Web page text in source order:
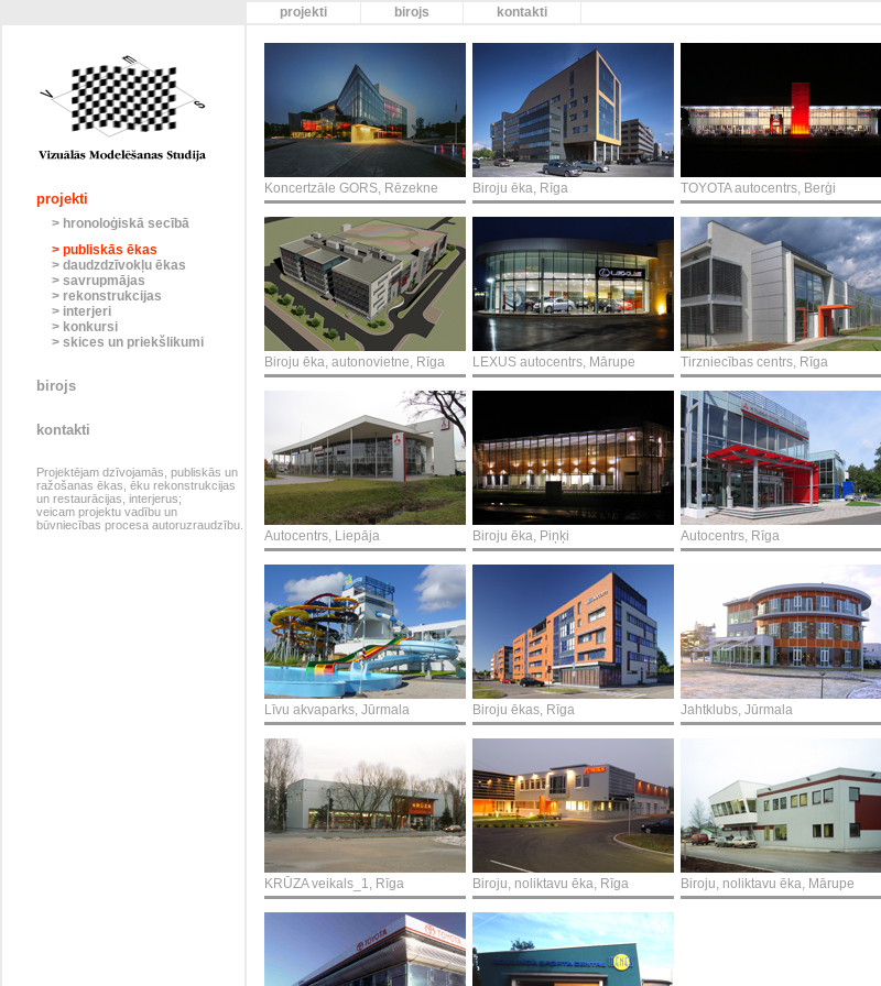
projekti birojs kontakti
projekti
> hronoloģiskā secībā
> publiskās ēkas
> daudzdzīvokļu ēkas
> savrupmājas
> rekonstrukcijas
> interjeri
> konkursi
> skices un priekšlikumi
birojs
kontakti
Projektējam dzīvojamās, publiskās un
ražošanas ēkas, ēku rekonstrukcijas
un restaurācijas, interjerus;
veicam projektu vadību un
būvniecības procesa autoruzraudzību.
Koncertzāle GORS, Rēzekne Biroju ēka, Rīga TOYOTA autocentrs, Berģi
Biroju ēka, autonovietne, Rīga LEXUS autocentrs, Mārupe Tirzniecības centrs, Rīga
Autocentrs, Liepāja Biroju ēka, Piņķi Autocentrs, Rīga
Līvu akvaparks, Jūrmala Biroju ēkas, Rīga Jahtklubs, Jūrmala
KRŪZA veikals_1, Rīga Biroju, noliktavu ēka, Rīga Biroju, noliktavu ēka, Mārupe